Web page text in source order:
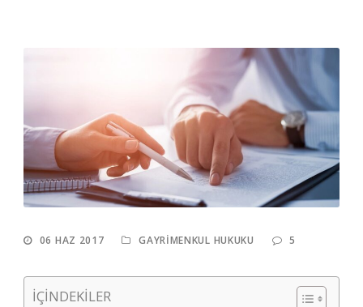
06 HAZ 2017 GAYRIMENKUL HUKUKU 5
İÇİNDEKİLER